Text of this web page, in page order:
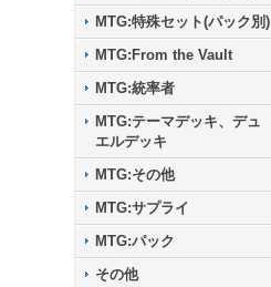
MTG:特殊セット(パック別)
MTG:From the Vault
MTG:統率者
MTG:テーマデッキ、デュ
エルデッキ
MTG:その他
MTG:サプライ
MTG:パック
その他